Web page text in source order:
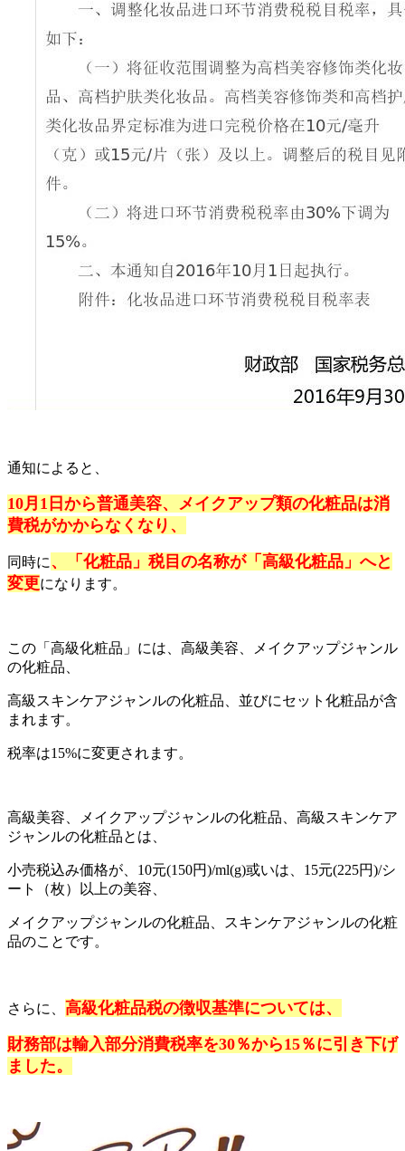
通知によると、
10月1日から普通美容、メイクアップ類の化粧品は消
費税がかからなくなり、
同時に、「化粧品」税目の名称が「高級化粧品」へと
変更になります。
この「高級化粧品」には、高級美容、メイクアップジャンル
の化粧品、
高級スキンケアジャンルの化粧品、並びにセット化粧品が含
まれます。
税率は15%に変更されます。
高級美容、メイクアップジャンルの化粧品、高級スキンケア
ジャンルの化粧品とは、
小売税込み価格が、10元(150円)/ml(g)或いは、15元(225円)/シ
ート（枚）以上の美容、
メイクアップジャンルの化粧品、スキンケアジャンルの化粧
品のことです。
さらに、 高級化粧品税の徴収基準については、
財務部は輸入部分消費税率を30％から15％に引き下げ
ました。